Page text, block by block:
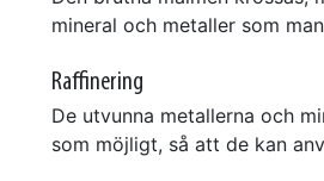
mineral och metaller som
Raffinering
De utvunna metallerna och
som möjligt, så att de kan